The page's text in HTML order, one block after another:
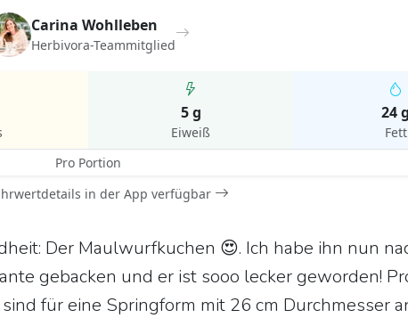
Carina Wohlleben
Herbivora-Teammitglied
5 g
Eiweiß
24 g
Fett
Pro Portion
in der App verfügbar
Der Maulwurfkuchen 😍. Ich habe ihn nun
gebacken und er ist sooo lecker geworden!
für eine Springform mit 26 cm Durchmesser